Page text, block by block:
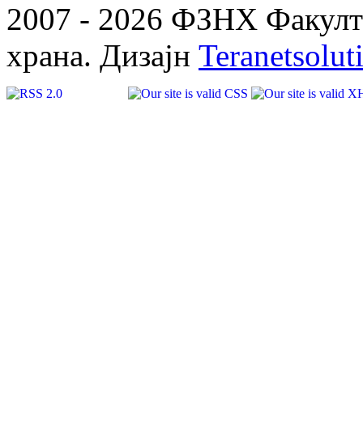
2007 - 2026 ФЗНХ
храна. Дизајн